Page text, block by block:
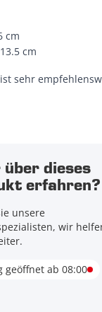
cm
cm
ist sehr
über dieses
erfahren?
unsere
wir
geöffnet ab 08:00